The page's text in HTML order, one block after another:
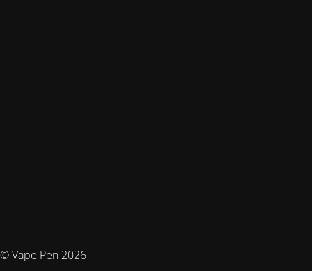
© Vape Pen 2026